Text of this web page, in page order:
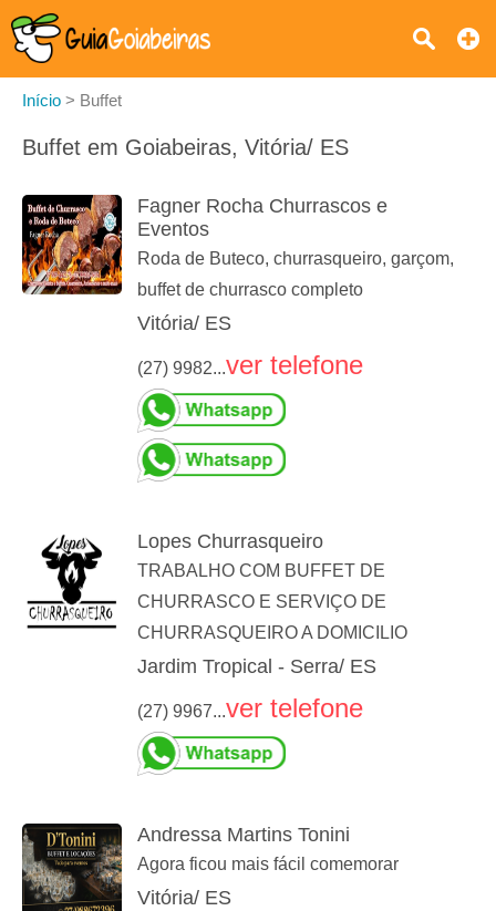
Início > Buffet
Buffet em Goiabeiras, Vitória/ ES
Fagner Rocha Churrascos e
Eventos
Roda de Buteco, churrasqueiro, garçom,
buffet de churrasco completo
Vitória/ ES
(27) 9982...ver telefone
Lopes Churrasqueiro
TRABALHO COM BUFFET DE
CHURRASCO E SERVIÇO DE
CHURRASQUEIRO A DOMICILIO
Jardim Tropical - Serra/ ES
(27) 9967...ver telefone
Andressa Martins Tonini
Agora ficou mais fácil comemorar
Vitória/ ES